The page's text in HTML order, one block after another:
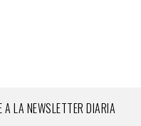
A LA NEWSLETTER DIARIA